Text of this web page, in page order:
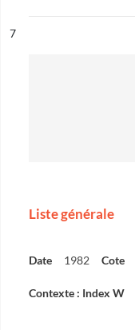
n°
7
Liste générale
Date 1982 Cote
Contexte : Index W